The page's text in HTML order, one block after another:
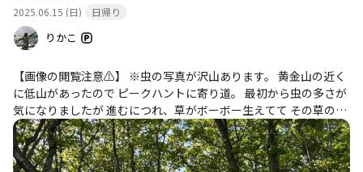
2025.06.15 (日)
日帰り
りかこ
【画像の閲覧注意⚠️】 ※虫の写真が沢山あります。 黄金山の近く
に低山があったので ピークハントに寄り道。 最初から虫の多さが
気になりましたが 進むにつれ、草がボーボー生えてて その草の中
に 大量の虫、虫、虫、 大量の毛虫、毛虫、毛虫、、、 気づくとパ
ンツにくっついてる😨 三角点探す気力すらなくなるくらい たくさ
んの毛虫の顔がこっちをみてるんです😨 直ぐに下山しました💦 下